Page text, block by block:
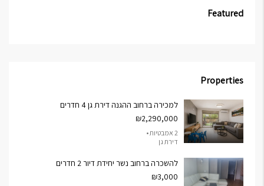
Featured
Properties
למכירה ברחוב ההגנה דירת גן 4 חדרים
₪2,290,000
2 אמבטיות •
דירת גן
להשכרה ברחוב נשר יחידת דיור 2 חדרים
₪3,000